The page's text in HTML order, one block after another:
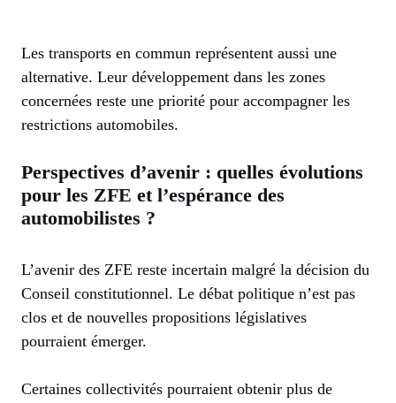
Les transports en commun représentent aussi une
alternative. Leur développement dans les zones
concernées reste une priorité pour accompagner les
restrictions automobiles.
Perspectives d’avenir : quelles évolutions
pour les ZFE et l’espérance des
automobilistes ?
L’avenir des ZFE reste incertain malgré la décision du
Conseil constitutionnel. Le débat politique n’est pas
clos et de nouvelles propositions législatives
pourraient émerger.
Certaines collectivités pourraient obtenir plus de